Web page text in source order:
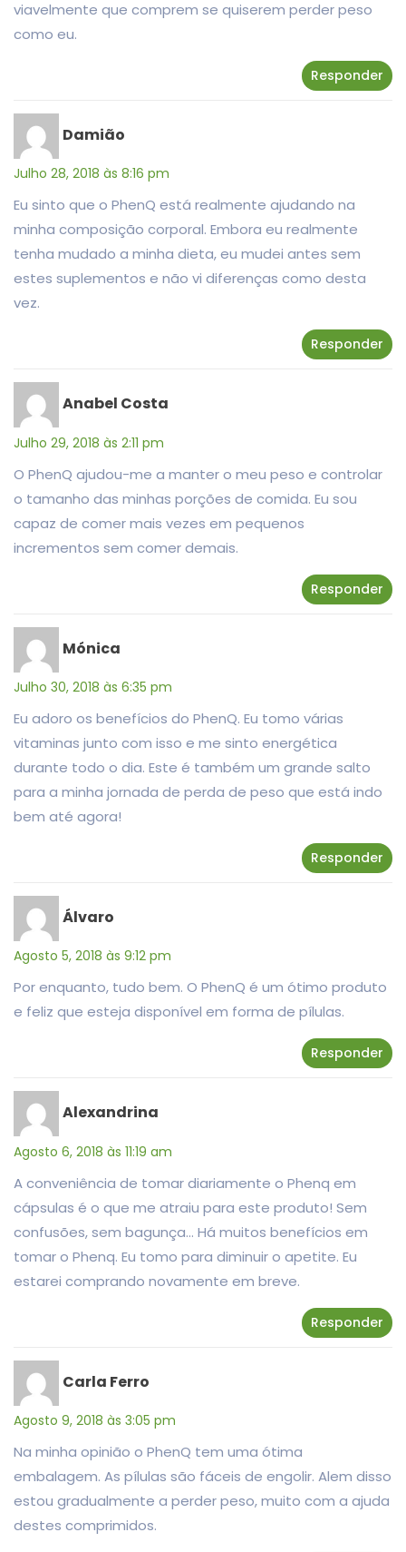
viavelmente que comprem se quiserem perder peso
como eu.
Responder
Damião
Julho 28, 2018 às 8:16 pm
Eu sinto que o PhenQ está realmente ajudando na
minha composição corporal. Embora eu realmente
tenha mudado a minha dieta, eu mudei antes sem
estes suplementos e não vi diferenças como desta
vez.
Responder
Anabel Costa
Julho 29, 2018 às 2:11 pm
O PhenQ ajudou-me a manter o meu peso e controlar
o tamanho das minhas porções de comida. Eu sou
capaz de comer mais vezes em pequenos
incrementos sem comer demais.
Responder
Mónica
Julho 30, 2018 às 6:35 pm
Eu adoro os benefícios do PhenQ. Eu tomo várias
vitaminas junto com isso e me sinto energética
durante todo o dia. Este é também um grande salto
para a minha jornada de perda de peso que está indo
bem até agora!
Responder
Álvaro
Agosto 5, 2018 às 9:12 pm
Por enquanto, tudo bem. O PhenQ é um ótimo produto
e feliz que esteja disponível em forma de pílulas.
Responder
Alexandrina
Agosto 6, 2018 às 11:19 am
A conveniência de tomar diariamente o Phenq em
cápsulas é o que me atraiu para este produto! Sem
confusões, sem bagunça… Há muitos benefícios em
tomar o Phenq. Eu tomo para diminuir o apetite. Eu
estarei comprando novamente em breve.
Responder
Carla Ferro
Agosto 9, 2018 às 3:05 pm
Na minha opinião o PhenQ tem uma ótima
embalagem. As pílulas são fáceis de engolir. Alem disso
estou gradualmente a perder peso, muito com a ajuda
destes comprimidos.